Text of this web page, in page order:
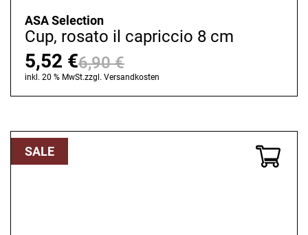
ASA Selection
Cup, rosato il capriccio 8 cm
6,90€
Ursprünglicher
war:
5,52 €
Aktueller
ist:
inkl. 20 % MwSt.zzgl. Versandkosten
SALE